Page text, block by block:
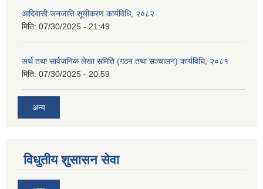
आदिवासी जनजाति सूचीकरण कार्यविधि, २०८२
मिति: 07/30/2025 - 21:49
अर्थ तथा सार्वजनिक लेखा समिति (गठन तथा सञ्चालन) कार्यविधि, २०८१
मिति: 07/30/2025 - 20:59
अन्य
विधुतीय शुसासन सेवा